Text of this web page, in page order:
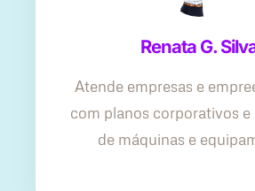
Renata G.
Atende empresas e
com planos corporativos
de máquinas e